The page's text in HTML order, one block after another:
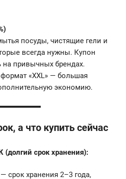
посуды, чистящие гели и
всегда нужны. Купон
на привычных брендах.
«XXL» — большая
экономию.
а что купить сейчас
срок хранения):
срок хранения 2–3 года,